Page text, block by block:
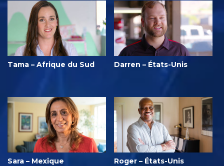
Tama – Afrique du Sud Darren – États-Unis
Sara – Mexique Roger – États-Unis